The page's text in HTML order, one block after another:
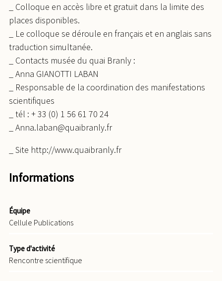
_ Colloque en accès libre et gratuit dans la limite des
places disponibles.
_ Le colloque se déroule en français et en anglais sans
traduction simultanée.
_ Contacts musée du quai Branly :
_ Anna GIANOTTI LABAN
_ Responsable de la coordination des manifestations
scientifiques
_ tél : + 33 (0) 1 56 61 70 24
_ Anna.laban@quaibranly.fr
_ Site http://www.quaibranly.fr
Informations
Équipe
Cellule Publications
Type d'activité
Rencontre scientifique